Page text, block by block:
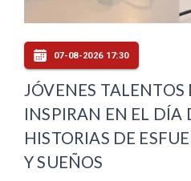
07-08-2026 17:30
JÓVENES
INSPIRAN EN EL DÍA
HISTORIAS DE
Y SUEÑOS